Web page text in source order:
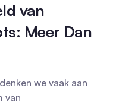
van
Meer Dan
we vaak aan
van